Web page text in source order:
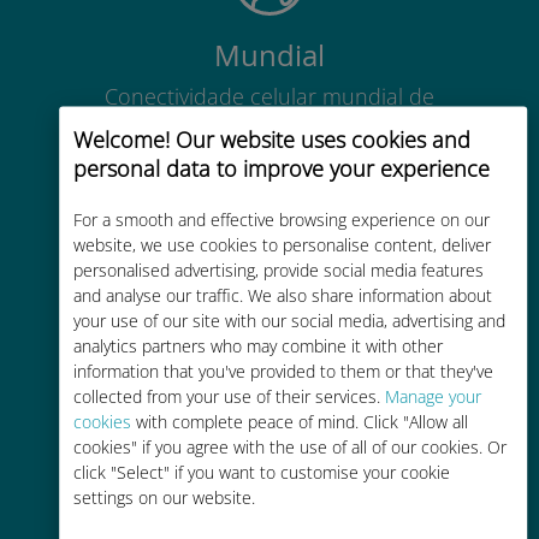
Welcome! Our website uses cookies and
personal data to improve your experience
For a smooth and effective browsing experience on our
website, we use cookies to personalise content, deliver
personalised advertising, provide social media features
and analyse our traffic. We also share information about
your use of our site with our social media, advertising and
analytics partners who may combine it with other
information that you've provided to them or that they've
collected from your use of their services. Manage your
cookies with complete peace of mind. Click "Allow all
cookies" if you agree with the use of all of our cookies. Or
click "Select" if you want to customise your cookie
settings on our website.
Mundial
Conectividade celular mundial de
alta qualidade em mais de 200
destinos
Custo-benefício
Até 90% mais barato do que as
tarifas de roaming de sua
operadora atual